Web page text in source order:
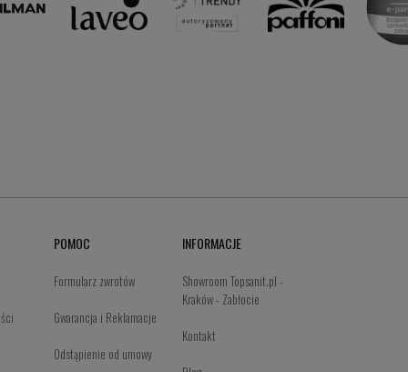
POMOC
Formularz zwrotów
Gwarancja i Reklamacje
Odstąpienie od umowy
INFORMACJE
Showroom Topsanit.pl -
Kraków - Zabłocie
Kontakt